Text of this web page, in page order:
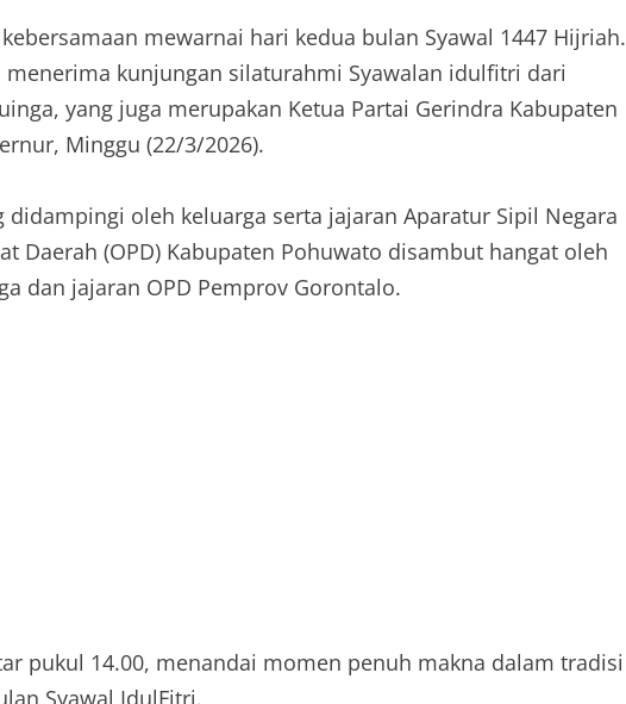
mewarnai hari kedua bulan Syawal 1447 Hijriah.
kunjungan silaturahmi Syawalan idulfitri dari
yang juga merupakan Ketua Partai Gerindra Kabupaten
Minggu (22/3/2026).
oleh keluarga serta jajaran Aparatur Sipil Negara
Daerah (OPD) Kabupaten Pohuwato disambut hangat oleh
dan jajaran OPD Pemprov Gorontalo.
pukul 14.00, menandai momen penuh makna dalam tradisi
Syawal IdulFitri.